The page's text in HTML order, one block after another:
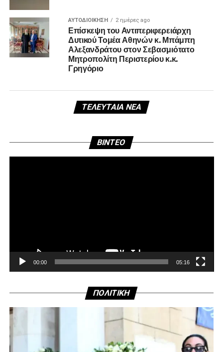
ΑΥΤΟΔΙΟΊΚΗΣΗ 2 ημέρες ago
Επίσκεψη του Αντιπεριφερειάρχη
Δυτικού Τομέα Αθηνών κ. Μπάμπη
Αλεξανδράτου στον Σεβασμιότατο
Μητροπολίτη Περιστερίου κ.κ.
Γρηγόριο
ΤΕΛΕΥΤΑΊΑ ΝΈΑ
BINTEO
00:00 05:16
ΠΟΛΙΤΙΚΗ